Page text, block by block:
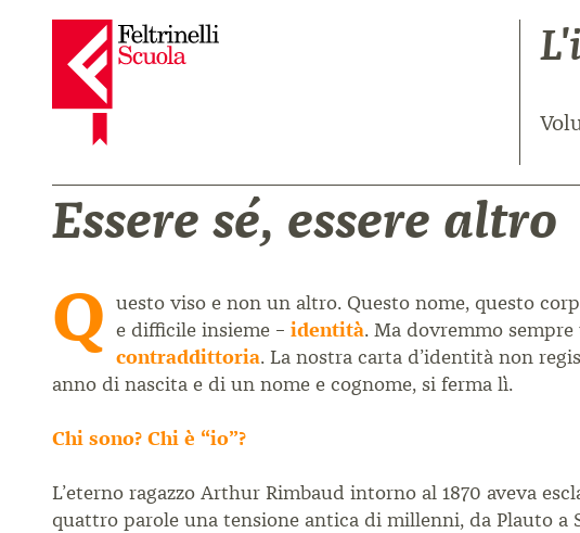
Essere sé, essere altro
Q uesto viso e non un altro. Questo nome, questo
e difficile insieme – identità. Ma dovremmo
contraddittoria. La nostra carta d’identità non
anno di nascita e di un nome e cognome, si ferma lì.
Chi sono? Chi è “io”?
L’eterno ragazzo Arthur Rimbaud intorno al 1870 aveva
quattro parole una tensione antica di millenni, da Plauto a